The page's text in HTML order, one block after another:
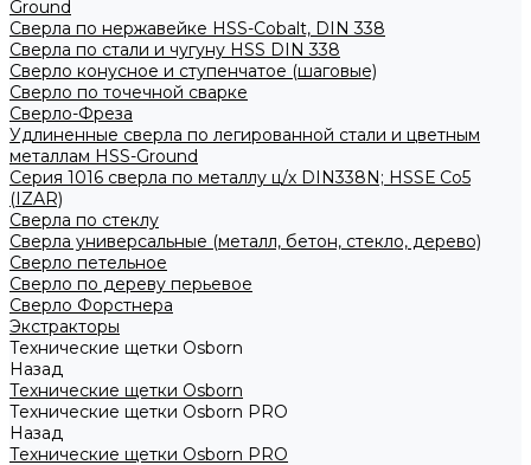
Ground
Сверла по нержавейке HSS-Cobalt, DIN 338
Сверла по стали и чугуну HSS DIN 338
Сверло конусное и ступенчатое (шаговые)
Сверло по точечной сварке
Сверло-Фреза
Удлиненные сверла по легированной стали и цветным
металлам HSS-Ground
Серия 1016 сверла по металлу ц/х DIN338N; HSSЕ Со5
(IZAR)
Сверла по стеклу
Сверла универсальные (металл, бетон, стекло, дерево)
Сверло петельное
Сверло по дереву перьевое
Сверло Форстнера
Экстракторы
Технические щетки Osborn
Назад
Технические щетки Osborn
Технические щетки Osborn PRO
Назад
Технические щетки Osborn PRO